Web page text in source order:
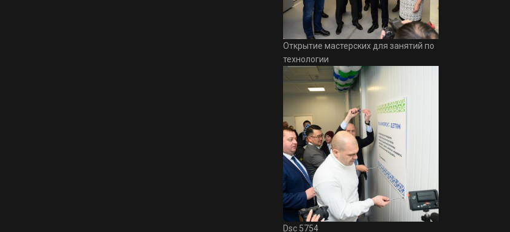
Открытие мастерских для занятий по
технологии
Dsc 5754